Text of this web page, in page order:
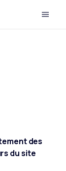
des
du site